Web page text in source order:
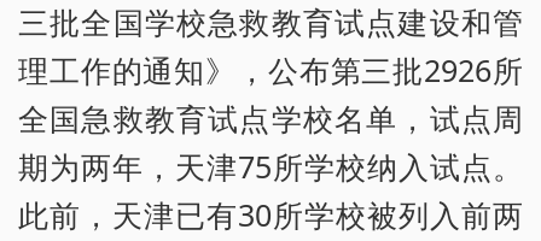
三批全国学校急救教育试点建设和管
理工作的通知》，公布第三批2926所
全国急救教育试点学校名单，试点周
期为两年，天津75所学校纳入试点。
此前，天津已有30所学校被列入前两